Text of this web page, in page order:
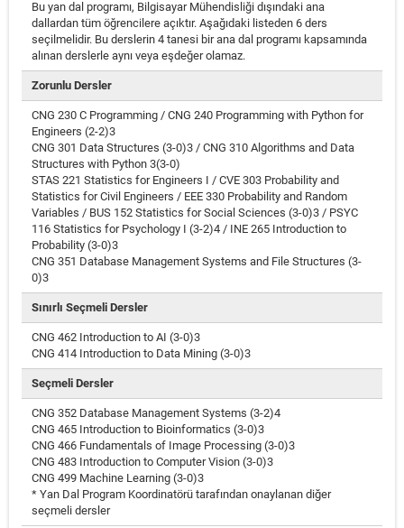
Bu yan dal programı, Bilgisayar Mühendisliği dışındaki ana
dallardan tüm öğrencilere açıktır. Aşağıdaki listeden 6 ders
seçilmelidir. Bu derslerin 4 tanesi bir ana dal programı kapsamında
alınan derslerle aynı veya eşdeğer olamaz.
Zorunlu Dersler
CNG 230 C Programming / CNG 240 Programming with Python for
Engineers (2-2)3
CNG 301 Data Structures (3-0)3 / CNG 310 Algorithms and Data
Structures with Python 3(3-0)
STAS 221 Statistics for Engineers I / CVE 303 Probability and
Statistics for Civil Engineers / EEE 330 Probability and Random
Variables / BUS 152 Statistics for Social Sciences (3-0)3 / PSYC
116 Statistics for Psychology I (3-2)4 / INE 265 Introduction to
Probability (3-0)3
CNG 351 Database Management Systems and File Structures (3-
0)3
Sınırlı Seçmeli Dersler
CNG 462 Introduction to AI (3-0)3
CNG 414 Introduction to Data Mining (3-0)3
Seçmeli Dersler
CNG 352 Database Management Systems (3-2)4
CNG 465 Introduction to Bioinformatics (3-0)3
CNG 466 Fundamentals of Image Processing (3-0)3
CNG 483 Introduction to Computer Vision (3-0)3
CNG 499 Machine Learning (3-0)3
* Yan Dal Program Koordinatörü tarafından onaylanan diğer
seçmeli dersler